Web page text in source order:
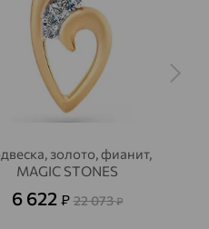
золото, фианит,
MAGIC STONES
6 622 ₽ 22 073₽